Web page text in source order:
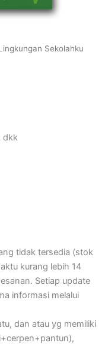
Sekolahku
dkk
tidak tersedia (stok
kurang lebih 14
Setiap update
informasi melalui
dan atau yg memiliki